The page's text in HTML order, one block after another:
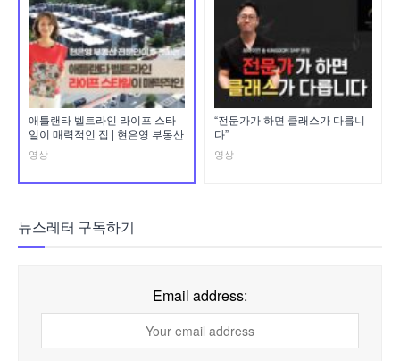
애틀랜타 벨트라인 라이프 스타
일이 매력적인 집 | 현은영 부동산
영상
“전문가가 하면 클래스가 다릅니
다”
영상
뉴스레터 구독하기
Email address: